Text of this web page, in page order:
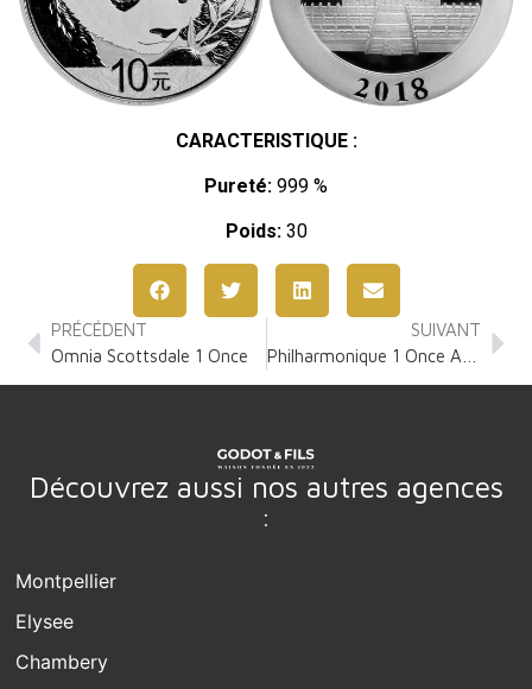
CARACTERISTIQUE :
Pureté: 999 %
Poids:30
PRÉCÉDENT
Omnia Scottsdale 1 Once
SUIVANT
Découvrez aussi nos autres agences
:
Montpellier
Elysee
Chambery